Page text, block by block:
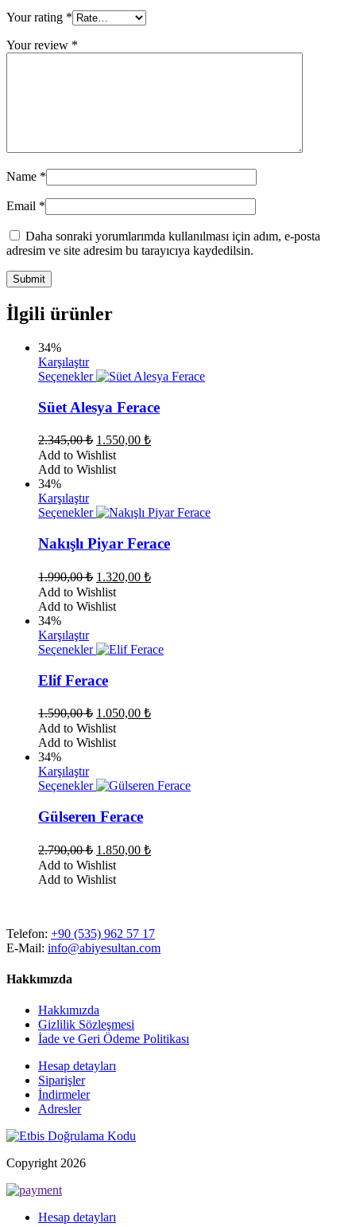
Your rating *
Your review *
Name *
Email *
Daha sonraki yorumlarımda kullanılması için adım, e-posta
adresim ve site adresim bu tarayıcıya kaydedilsin.
İlgili ürünler
34%
Karşılaştır
Seçenekler Bu
birden
fazla
varyasyonu
var.
Seçenekler
ürün
seçilebilir
Süet Alesya Ferace
2.345,00₺ Orijinal
fiyat:
2.345,00 ₺.
1.550,00 ₺Şu
Add to Wishlist
Add to Wishlist
34%
Karşılaştır
Seçenekler Bu
birden
fazla
varyasyonu
var.
Seçenekler
ürün
seçilebilir
Nakışlı Piyar Ferace
1.990,00₺ Orijinal
fiyat:
1.990,00 ₺.
1.320,00 ₺Şu
Add to Wishlist
Add to Wishlist
34%
Karşılaştır
Seçenekler Bu
birden
fazla
varyasyonu
var.
Seçenekler
ürün
seçilebilir
Elif Ferace
1.590,00₺ Orijinal
fiyat:
1.590,00 ₺.
1.050,00 ₺Şu
Add to Wishlist
Add to Wishlist
34%
Karşılaştır
Seçenekler Bu
birden
fazla
varyasyonu
var.
Seçenekler
ürün
Gülseren Ferace
2.790,00₺ Orijinal
fiyat:
2.790,00 ₺.
1.850,00 ₺Şu
Add to Wishlist
Add to Wishlist
Telefon: +90 (535) 962 57 17
E-Mail: info@abiyesultan.com
Hakkımızda
Hakkımızda
Gizlilik Sözleşmesi
İade ve Geri Ödeme Politikası
Hesap detayları
Siparişler
İndirmeler
Adresler
Copyright 2026
Hesap detayları